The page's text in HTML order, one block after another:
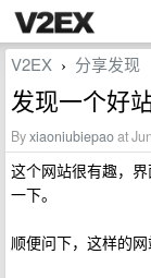
V2EX › 分享发现
发现一个好
Byxiaoniubiepaoat
这个网站很有趣，
一下。
顺便问下，这样的网